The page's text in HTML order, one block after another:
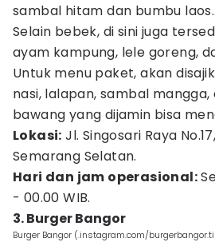
sambal hitam dan bumbu laos.
Selain bebek, di sini juga
ayam kampung, lele goreng,
Untuk menu paket, akan
nasi, lalapan, sambal
bawang yang dijamin bisa
Lokasi: Jl. Singosari Raya
Semarang Selatan.
Hari dan jam operasional:
- 00.00 WIB.
3. Burger Bangor
Burger Bangor (.instagram.com/